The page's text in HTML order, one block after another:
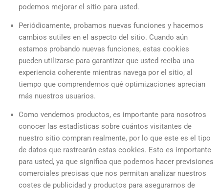
podemos mejorar el sitio para usted.
Periódicamente, probamos nuevas funciones y hacemos
cambios sutiles en el aspecto del sitio. Cuando aún
estamos probando nuevas funciones, estas cookies
pueden utilizarse para garantizar que usted reciba una
experiencia coherente mientras navega por el sitio, al
tiempo que comprendemos qué optimizaciones aprecian
más nuestros usuarios.
Como vendemos productos, es importante para nosotros
conocer las estadísticas sobre cuántos visitantes de
nuestro sitio compran realmente, por lo que este es el tipo
de datos que rastrearán estas cookies. Esto es importante
para usted, ya que significa que podemos hacer previsiones
comerciales precisas que nos permitan analizar nuestros
costes de publicidad y productos para asegurarnos de